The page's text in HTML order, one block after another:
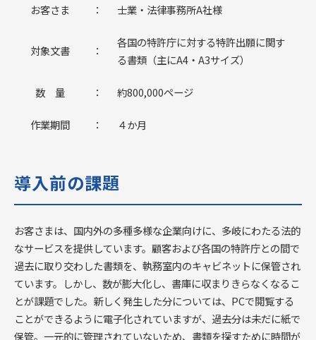
お客さま ： 士業・法律事務所A社様
対象文書 ：
各国の特許庁に対する特許出願に関す
る書類（主にA4・A3サイズ）
数 量 ： 約800,000ページ
作業期間 ： ４か月
導入前の課題
お客さまは、国内外の多種多様な企業向けに、多岐にわたる法的
なサービスを提供しています。顧客および各国の特許庁との間で
過去に取り交わした書類を、執務室内のキャビネットに保管され
ています。しかし、数が膨大化し、書庫に収まりきらなくなるこ
とが課題でした。新しく発生した分については、PCで閲覧する
ことができるように電子化されていますが、過去分は未だに紙で
保管。一元的に管理されていないため、書類を探すために時間が